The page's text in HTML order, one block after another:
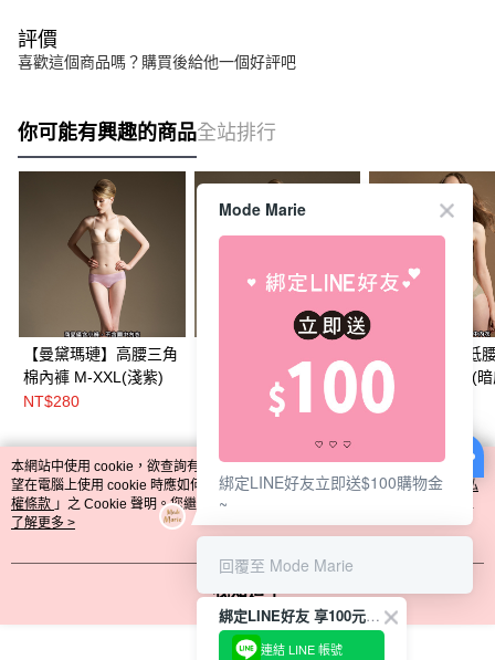
評價
喜歡這個商品嗎？購買後給他一個好評吧
你可能有興趣的商品全站排行
【曼黛瑪璉】高腰三角
棉內褲 M-XXL(淺紫)
NT$280
棉內褲 M-XXL(黑 )
【曼黛瑪璉】低
棉內褲 M-XXL(
NT$240
熱門標籤
本網站中使用 cookie，欲查詢有關本網站使用 cookie 方式之詳情，及若您不希
望在電腦上使用 cookie 時應如何變更電腦的 cookie 設定，請參閱本網站「
隱私
權條款 」之 Cookie 聲明。您繼續使用本網站即表示您同意本公司得按本網站使
用條款之 Cookie 聲明使用 cookie。
了解更多 >
我知道了
Mode Marie
綁定LINE好友立即送$100購物金
~
回覆至 Mode Marie